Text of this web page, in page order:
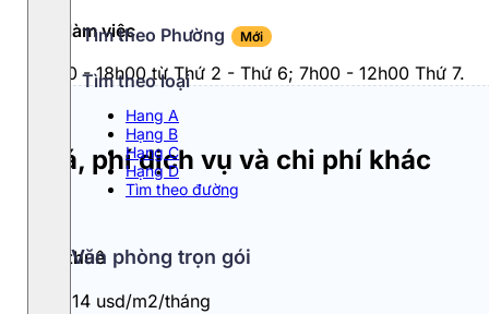
Tìm theo Phường Mới
Tìm theo loại
Hang A
Hạng B
Hạng C
Hạng D
Tìm theo đường
Văn phòng trọn gói
Giờ làm việc
8h00 - 18h00 từ Thứ 2 - Thứ 6; 7h00 - 12h00 Thứ 7.
Giá, phí dịch vụ và chi phí khác
Giá thuê
12 - 14 usd/m2/tháng